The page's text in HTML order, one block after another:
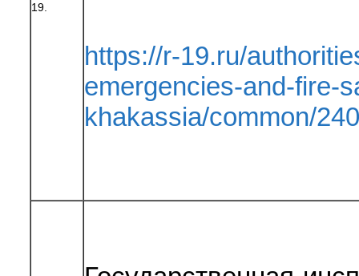
19.
https://r-19.ru/
emergencies-and-fire-
khakassia/common/